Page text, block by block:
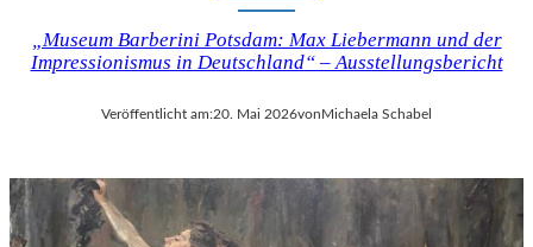
„Museum Barberini Potsdam: Max Liebermann und der
Impressionismus in Deutschland“ – Ausstellungsbericht
Veröffentlicht am:20. Mai 2026vonMichaela Schabel